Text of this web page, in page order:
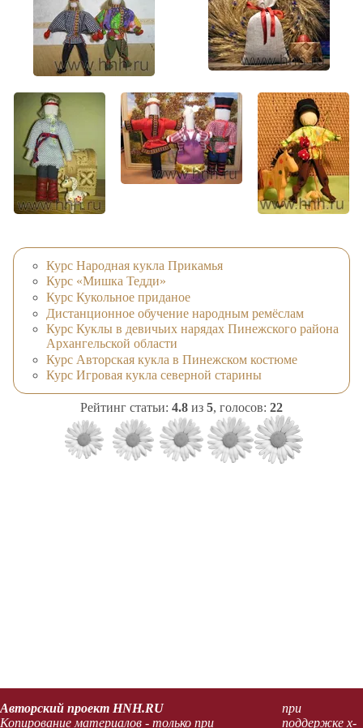
Курс Народная кукла Прикамья
Курс «Мишка Тедди»
Курс Кукольное приданое
Дистанционное обучение народным ремёслам
Курс Куклы в девичьих нарядах Пинежского района
Архангельской области
Курс Авторская кукла в Пинежском костюме
Курс Игровая кукла северной старины
Рейтинг статьи: 4.8 из 5, голосов: 22
Авторский проект HNH.RU
Копирование материалов - только при
при
поддержке x-